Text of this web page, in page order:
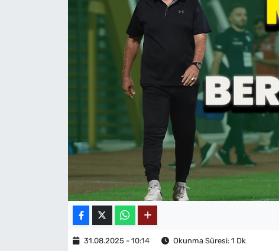
31.08.2025 - 10:14 Okunma Süresi: 1 Dk